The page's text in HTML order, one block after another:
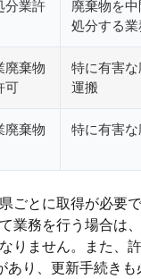
分業許
廃棄物を
処分する業
廃棄物
可
特に有害
運搬
廃棄物
特に有害
ごとに取得が必要
業務を行う場合は
りません。また、
あり、更新手続き